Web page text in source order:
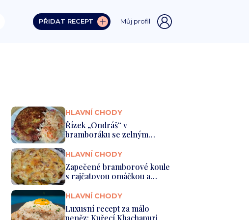
PŘIDAT RECEPT Můj profil
HLAVNÍ CHODY
Řízek „Ondráš“ v
bramboráku se zelným
salátem
HLAVNÍ CHODY
Zapečené bramborové koule
s rajčatovou omáčkou a
bešame...
HLAVNÍ CHODY
Luxusní recept za málo
peněz: Kuřecí Khachapuri